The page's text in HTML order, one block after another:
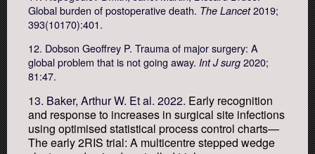
Global burden of postoperative death. The Lancet2019;
393(10170):401.
12. Dobson Geoffrey P. Trauma of major surgery: A
global problem that is not going away. Int J surg 2020;
81:47.
13. Baker, Arthur W. Et al. 2022. Early recognition
and response to increases in surgical site infections
using optimised statistical process control charts—
The early 2RIS trial: A multicentre stepped wedge